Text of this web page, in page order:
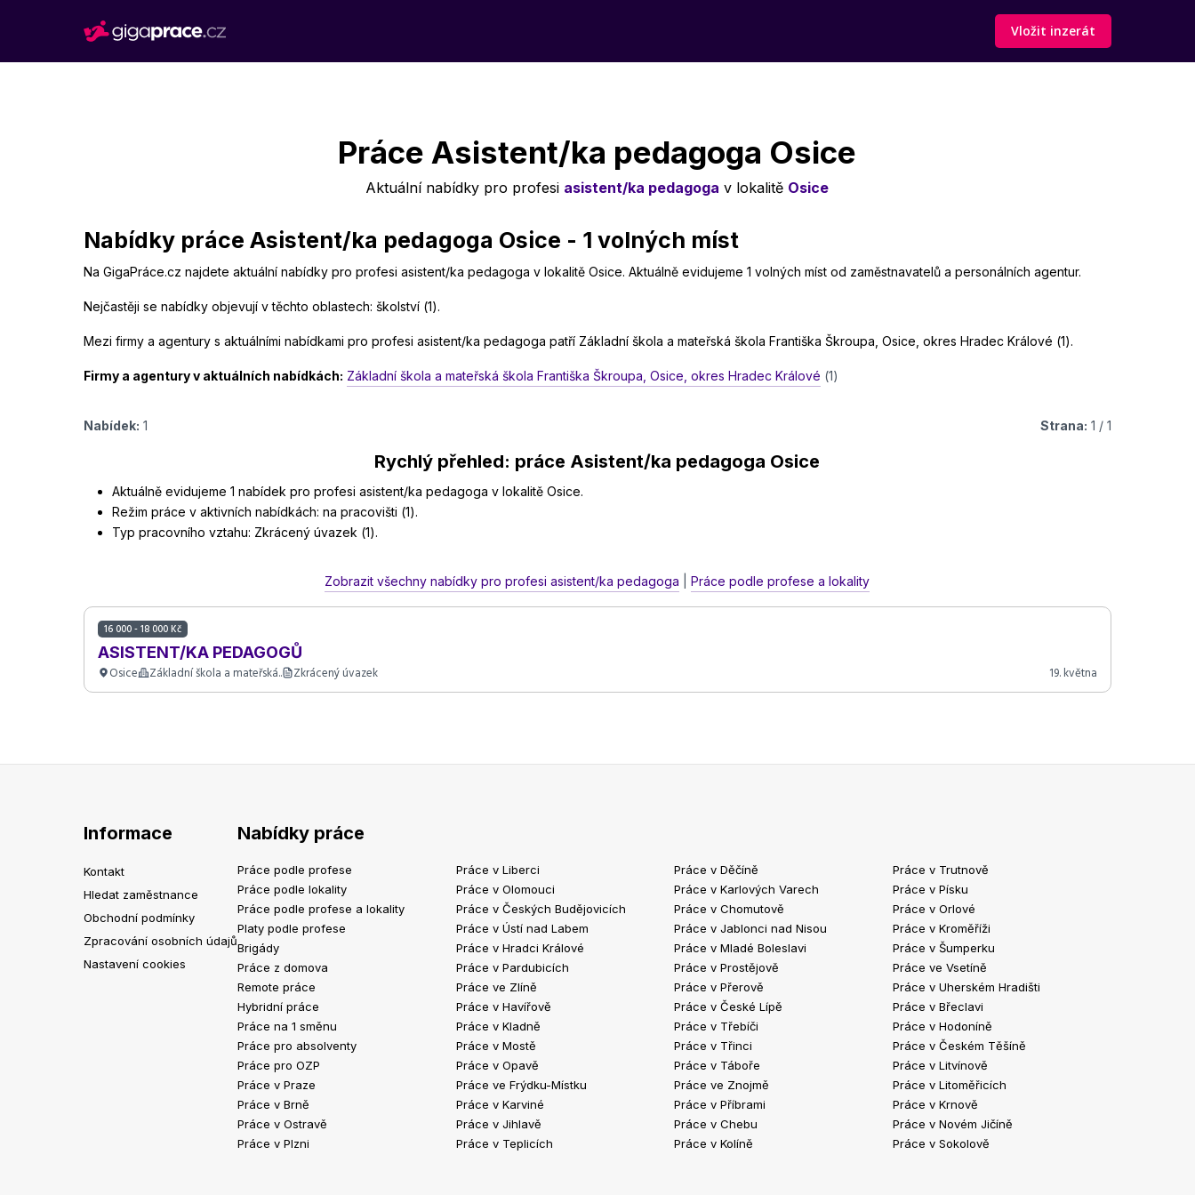
Vložit inzerát
Práce Asistent/ka pedagoga Osice
Aktuální nabídky pro profesi asistent/ka pedagoga v lokalitě Osice
Nabídky práce Asistent/ka pedagoga Osice - 1 volných míst
Na GigaPráce.cz najdete aktuální nabídky pro profesi asistent/ka pedagoga v lokalitě Osice. Aktuálně evidujeme 1 volných míst od zaměstnavatelů a personálních agentur.
Nejčastěji se nabídky objevují v těchto oblastech: školství (1).
Mezi firmy a agentury s aktuálními nabídkami pro profesi asistent/ka pedagoga patří Základní škola a mateřská škola Františka Škroupa, Osice, okres Hradec Králové (1).
Firmy a agentury v aktuálních nabídkách: Základní škola a mateřská škola Františka Škroupa, Osice, okres Hradec Králové (1)
Nabídek: 1 Strana: 1 / 1
Rychlý přehled: práce Asistent/ka pedagoga Osice
Aktuálně evidujeme 1 nabídek pro profesi asistent/ka pedagoga v lokalitě Osice.
Režim práce v aktivních nabídkách: na pracovišti (1).
Typ pracovního vztahu: Zkrácený úvazek (1).
Zobrazit všechny nabídky pro profesi asistent/ka pedagoga Práce podle profese a lokality
16 000 - 18 000 Kč
ASISTENT/KA PEDAGOGŮ
Osice Základní škola a mateřská.. Zkrácený úvazek 19. května
Informace
Kontakt
Hledat zaměstnance
Obchodní podmínky
Zpracování osobních údajů
Nastavení cookies
Nabídky práce
Práce podle profese
Práce podle lokality
Práce podle profese a lokality
Platy podle profese
Brigády
Práce z domova
Remote práce
Hybridní práce
Práce na 1 směnu
Práce pro absolventy
Práce pro OZP
Práce v Praze
Práce v Brně
Práce v Ostravě
Práce v Plzni
Práce v Liberci
Práce v Olomouci
Práce v Českých Budějovicích
Práce v Ústí nad Labem
Práce v Hradci Králové
Práce v Pardubicích
Práce ve Zlíně
Práce v Havířově
Práce v Kladně
Práce v Mostě
Práce v Opavě
Práce ve Frýdku-Místku
Práce v Karviné
Práce v Jihlavě
Práce v Teplicích
Práce v Děčíně
Práce v Karlových Varech
Práce v Chomutově
Práce v Jablonci nad Nisou
Práce v Mladé Boleslavi
Práce v Prostějově
Práce v Přerově
Práce v České Lípě
Práce v Třebíči
Práce v Třinci
Práce v Táboře
Práce ve Znojmě
Práce v Příbrami
Práce v Chebu
Práce v Kolíně
Práce v Trutnově
Práce v Písku
Práce v Orlové
Práce v Kroměříži
Práce v Šumperku
Práce ve Vsetíně
Práce v Uherském Hradišti
Práce v Břeclavi
Práce v Hodoníně
Práce v Českém Těšíně
Práce v Litvínově
Práce v Litoměřicích
Práce v Krnově
Práce v Novém Jičíně
Práce v Sokolově